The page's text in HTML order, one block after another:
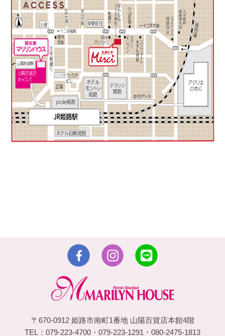
〒670-0912 姫路市南町1番地 山陽百貨店本館4階
TEL：079-223-4700・079-223-1291・080-2475-1813